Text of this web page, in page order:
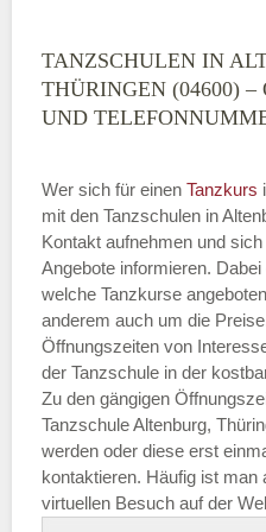
TANZSCHULEN IN
THÜRINGEN (04600) –
UND
Wer sich für einen Tanzkurs
mit den Tanzschulen in
Kontakt aufnehmen und
Angebote informieren.
welche Tanzkurse
anderem auch um die
Öffnungszeiten von
der Tanzschule in der
Zu den gängigen
Tanzschule Altenburg,
werden oder diese erst
kontaktieren. Häufig ist man
virtuellen Besuch auf der